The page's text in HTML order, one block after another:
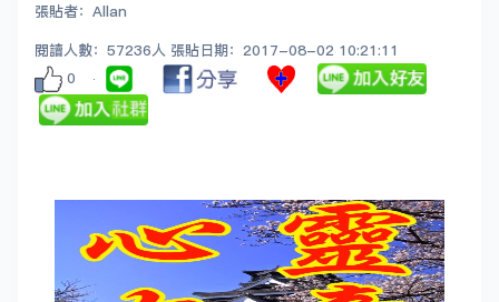
張貼者：Allan
閱讀人數：57236人 張貼日期：2017-08-02 10:21:11
0